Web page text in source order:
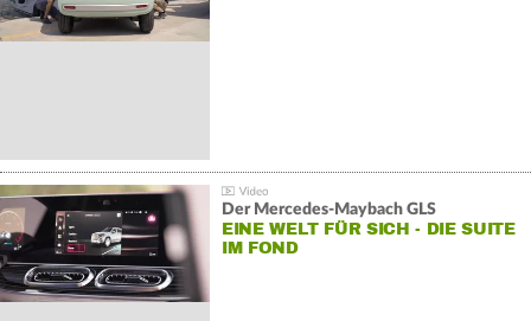
Der Mercedes‑Maybach GLS
EINE WELT FÜR SICH - DIE SUITE
IM FOND